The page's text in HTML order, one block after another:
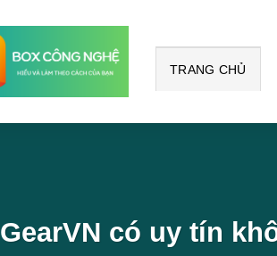
TRANG CHỦ
GearVN có uy tín